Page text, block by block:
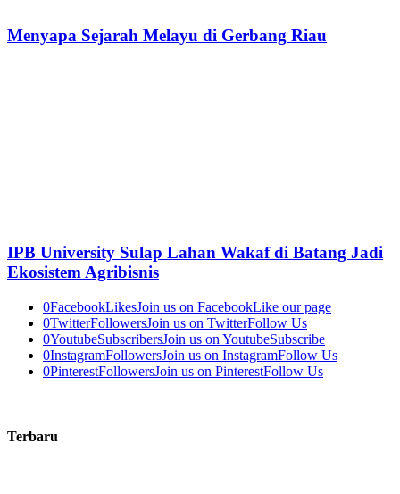
Menyapa Sejarah Melayu di Gerbang Riau
IPB University Sulap Lahan Wakaf di Batang Jadi
Ekosistem Agribisnis
0FacebookLikesJoin us on FacebookLike our page
0TwitterFollowersJoin us on TwitterFollow Us
0YoutubeSubscribersJoin us on YoutubeSubscribe
0InstagramFollowersJoin us on InstagramFollow Us
0PinterestFollowersJoin us on PinterestFollow Us
Terbaru